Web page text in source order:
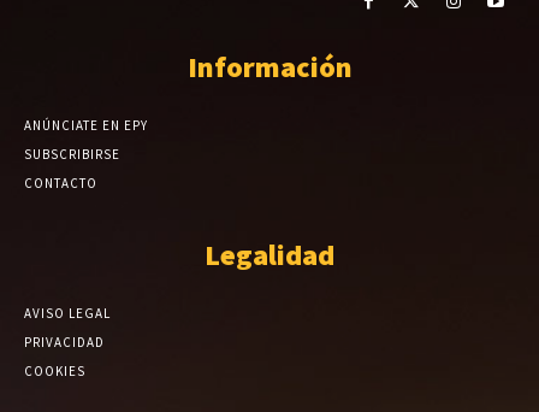
Información
ANÚNCIATE EN EPY
SUBSCRIBIRSE
CONTACTO
Legalidad
AVISO LEGAL
PRIVACIDAD
COOKIES